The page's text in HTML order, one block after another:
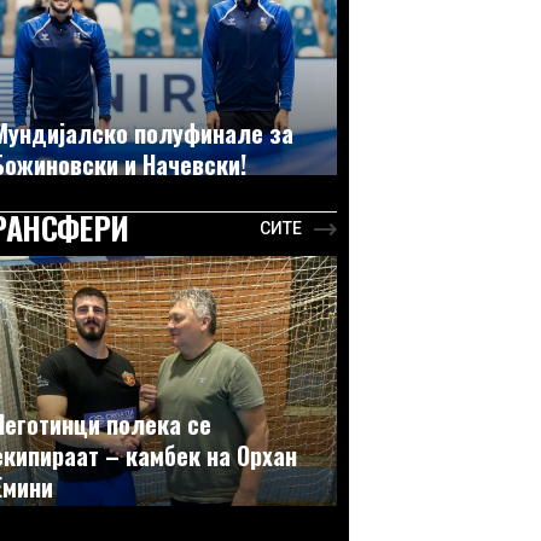
полуфинале за
и Начевски!
СИТЕ
полека се
– камбек на Орхан